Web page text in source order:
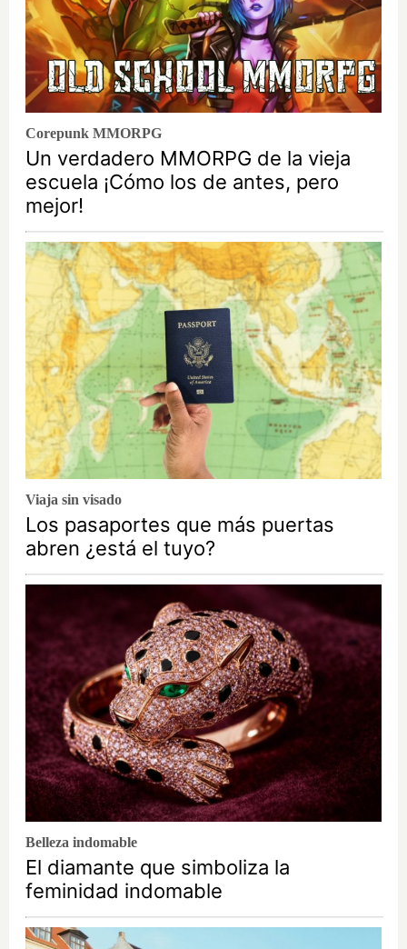
Corepunk MMORPG
Un verdadero MMORPG de la vieja
escuela ¡Cómo los de antes, pero
mejor!
Viaja sin visado
Los pasaportes que más puertas
abren ¿está el tuyo?
Belleza indomable
El diamante que simboliza la
feminidad indomable